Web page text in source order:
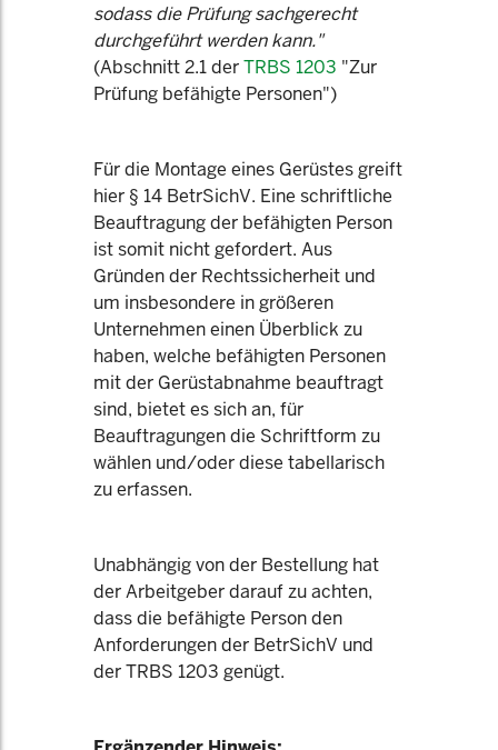
sodass die Prüfung sachgerecht
durchgeführt werden kann."
(Abschnitt 2.1 derTRBS 1203 "Zur
Prüfung befähigte Personen")
Für die Montage eines Gerüstes greift
hier § 14 BetrSichV. Eine schriftliche
Beauftragung der befähigten Person
ist somit nicht gefordert. Aus
Gründen der Rechtssicherheit und
um insbesondere in größeren
Unternehmen einen Überblick zu
haben, welche befähigten Personen
mit der Gerüstabnahme beauftragt
sind, bietet es sich an, für
Beauftragungen die Schriftform zu
wählen und/oder diese tabellarisch
zu erfassen.
Unabhängig von der Bestellung hat
der Arbeitgeber darauf zu achten,
dass die befähigte Person den
Anforderungen der BetrSichV und
der TRBS 1203 genügt.